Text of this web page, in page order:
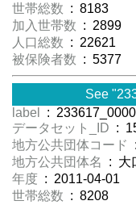
世帯総数 : 8183
加入世帯数 : 2899
人口総数 : 22621
被保険者数 : 5377
See
label
:
データセット_ID :
地方公共団体コード
地方公共団体名
: 大
年度 : 2011-04-01
世帯総数 : 8208